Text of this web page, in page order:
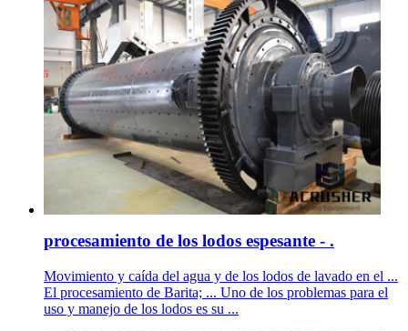
procesamiento de los lodos espesante - .
Movimiento y caída del agua y de los lodos de lavado en el ...
El procesamiento de Barita; ... Uno de los problemas para el
uso y manejo de los lodos es su ...